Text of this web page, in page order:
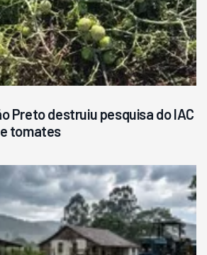
Preto destruiu pesquisa do IAC
tomates